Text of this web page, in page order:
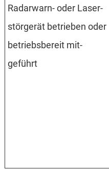
Radar­warn- oder Laser­
stör­gerät betrie­ben oder
betriebs­bereit mit­
geführt